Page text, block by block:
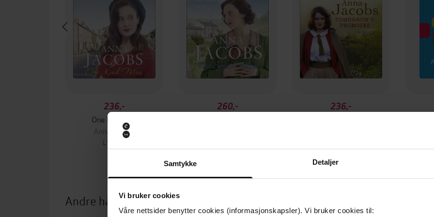
Samtykke Detaljer
Vi bruker cookies
Våre nettsider benytter cookies (informasjonskapsler). Vi bruker cookies til:
236,-
One Kind Man
Anna Jacobs
LYDBOK
260,-
236,-
Andre har også kjøpt